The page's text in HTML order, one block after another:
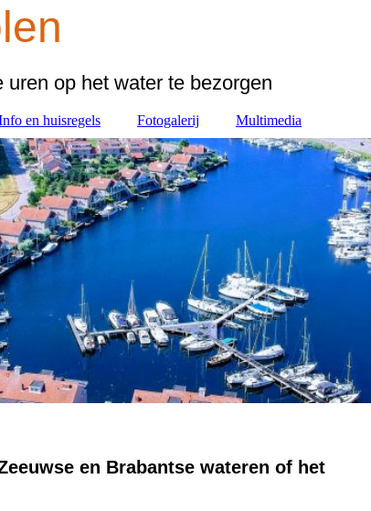
en
op het water te bezorgen
en huisregels Fotogalerij Multimedia
en Brabantse wateren of het